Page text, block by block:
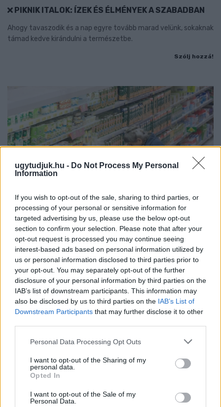
ugytudjuk.hu - Do Not Process My Personal
Information
If you wish to opt-out of the sale, sharing to third parties, or
processing of your personal or sensitive information for
targeted advertising by us, please use the below opt-out
section to confirm your selection. Please note that after your
opt-out request is processed you may continue seeing
interest-based ads based on personal information utilized by
us or personal information disclosed to third parties prior to
your opt-out. You may separately opt-out of the further
disclosure of your personal information by third parties on the
IAB’s list of downstream participants. This information may
also be disclosed by us to third parties on the IAB’s List of
Downstream Participants that may further disclose it to other
Please note that this website/app uses one or more Google
not limited to your visit or usage behaviour. You may click to
grant or deny consent to Google and its third-party tags to
use your data for below specified purposes in below Google
consent section.
Personal Data Processing Opt Outs
I want to opt-out of the Sharing of my
personal data.
Opted In
I want to opt-out of the Sale of my
Personal Data.
PIKNIK ITALOK: ÍZEK ÉS ÉLMÉNYEK A SZABADBAN
Ahogy tavaszodik és a nap egyre tovább marad velünk, sokaknak
támad kedve kirándulni a természetbe.
Szólj hozzá!
ÖRÖMHÍR: TÍZ ÉVE NEM VOLT ILYEN ALACSONY AZ
INFLÁCIÓ MAGYARORSZÁGON
Júliusban mindössze 1,2 százalékkal emelkedtek éves
összevetésben a fogyasztói árak, miközben az élelmiszerek ára
már csökkent.
Szólj hozzá!